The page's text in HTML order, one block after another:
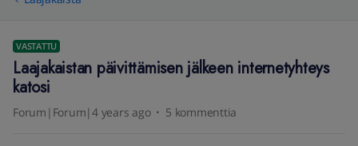
VASTATTU
Laajakaistan päivittämisen jälkeen internetyhteys
katosi
Forum|Forum|4 years ago 5 kommenttia